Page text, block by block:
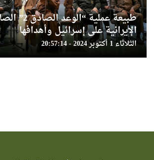
طبيعة عملية
الإيرانية على إسرائيل وأهدافها
الثلاثاء 1 أكتوبر 2024 - 20:57:14